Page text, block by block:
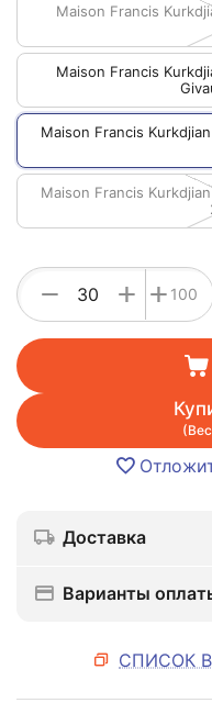
Maison Francis
Maison Francis
Maison Francis
Maison Francis
+ 100
+
−
Доставка
Варианты
СПИСОК